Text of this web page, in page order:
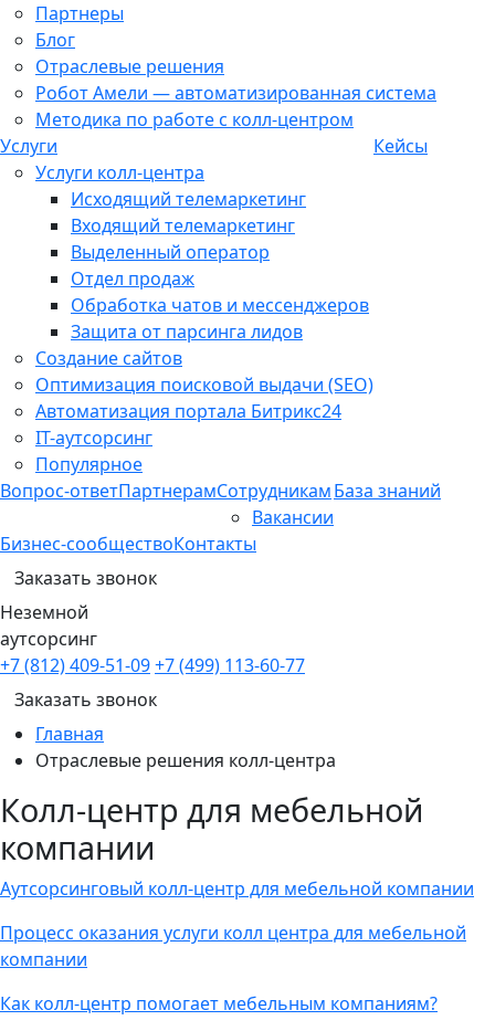
Партнеры
Блог
Отраслевые решения
Робот Амели — автоматизированная система
Методика по работе с колл-центром
Услуги
Услуги колл-центра
Исходящий телемаркетинг
Входящий телемаркетинг
Выделенный оператор
Отдел продаж
Обработка чатов и мессенджеров
Защита от парсинга лидов
Создание сайтов
Оптимизация поисковой выдачи (SEO)
Автоматизация портала Битрикс24
IT-аутсорсинг
Популярное
Кейсы
Вопрос-ответПартнерамСотрудникам
Вакансии
База знаний
Бизнес-сообществоКонтакты
Заказать звонок
Неземной
аутсорсинг
+7 (812) 409-51-09+7 (499) 113-60-77
Заказать звонок
Главная
Отраслевые решения колл-центра
Колл-центр для мебельной
компании
Аутсорсинговый колл-центр для мебельной компании
Процесс оказания услуги колл центра для мебельной
компании
Как колл-центр помогает мебельным компаниям?